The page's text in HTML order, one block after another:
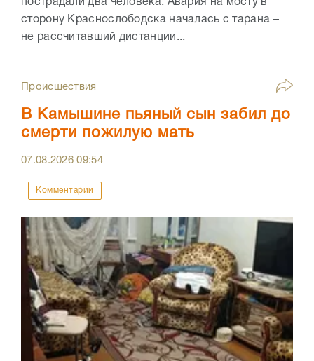
пострадали два человека. Авария на мосту в
сторону Краснослободска началась с тарана –
не рассчитавший дистанции...
Происшествия
В Камышине пьяный сын забил до
смерти пожилую мать
07.08.202609:54
Комментарии